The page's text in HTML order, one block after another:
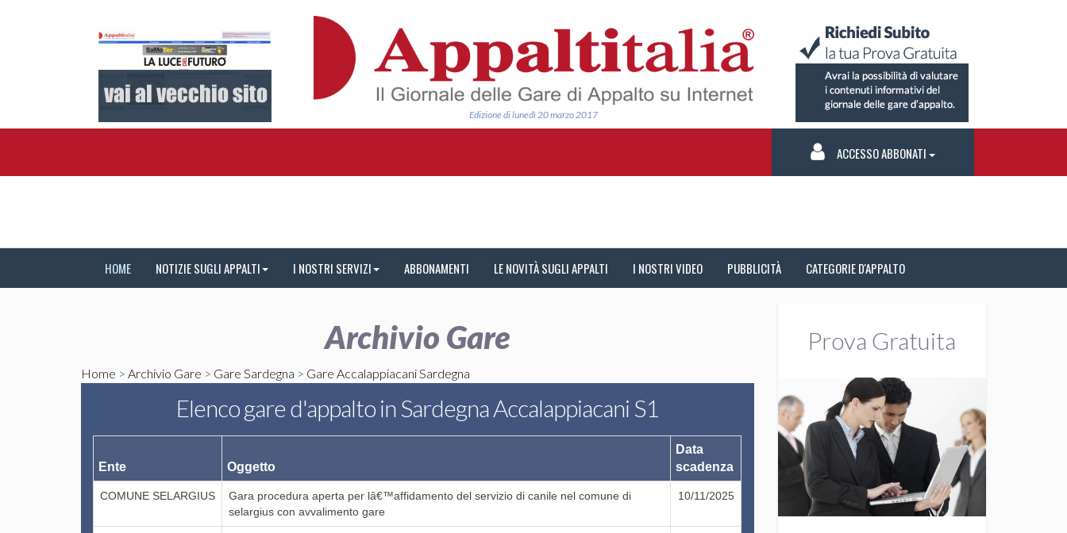
Edizione di lunedì 20 marzo 2017
ACCESSO ABBONATI
HOME NOTIZIE SUGLI APPALTI I NOSTRI SERVIZI ABBONAMENTI LE NOVITÀ SUGLI APPALTI I NOSTRI VIDEO PUBBLICITÀ CATEGORIE D'APPALTO
Archivio Gare
Home > Archivio Gare > Gare Sardegna > Gare Accalappiacani Sardegna
Elenco gare d'appalto in Sardegna Accalappiacani S1
Ente Oggetto
Data
scadenza
COMUNE SELARGIUS
Gara procedura aperta per lâ€™affidamento del servizio di canile nel comune di
selargius con avvalimento gare
10/11/2025
Prova Gratuita